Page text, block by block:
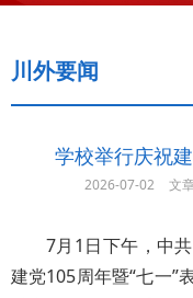
川外要闻
学校举行庆祝
2026-07-02 文
7月1日下午，中
建党105周年暨“七一”